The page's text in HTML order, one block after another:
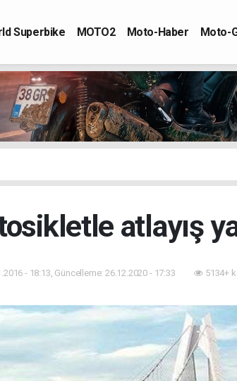
Superbike MOTO2 Moto-Haber Moto-
atlayış
- 18:13, Güncelleme: 26.12.2020 - 17:33 5134+